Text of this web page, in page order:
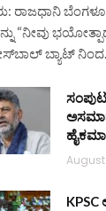
ರಾಜಧಾನಿ
“ನೀವು
ಬ್ಯಾಟ್‌
August